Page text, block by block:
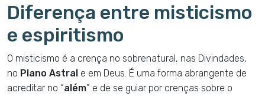
Diferença entre misticismo
e espiritismo
O misticismo é a crença no sobrenatural, nas Divindades,
no Plano Astral e em Deus. É uma forma abrangente de
acreditar no “além” e de se guiar por crenças sobre o